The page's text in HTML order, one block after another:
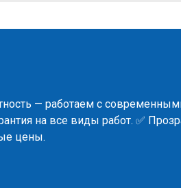
— работаем с
на все виды работ. ✅
цены.